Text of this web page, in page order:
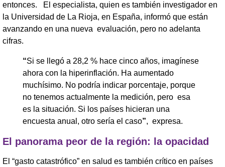
entonces. El especialista, quien es también investigador en
la Universidad de La Rioja, en España, informó que están
avanzando en una nueva evaluación, pero no adelanta
cifras.
“Si se llegó a 28,2 % hace cinco años, imagínese
ahora con la hiperinflación. Ha aumentado
muchísimo. No podría indicar porcentaje, porque
no tenemos actualmente la medición, pero esa
es la situación. Si los países hicieran una
encuesta anual, otro sería el caso”, expresa.
El panorama peor de la región: la opacidad
El “gasto catastrófico” en salud es también crítico en países